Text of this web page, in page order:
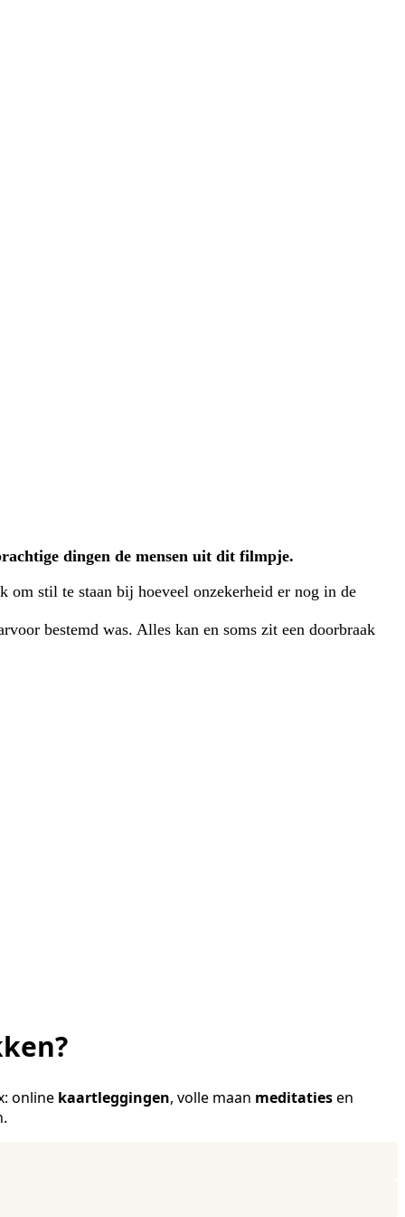
dingen de mensen uit dit filmpje.
om stil te staan bij hoeveel onzekerheid er nog in de
bestemd was. Alles kan en soms zit een doorbraak
online kaartleggingen, volle maan meditatiesen